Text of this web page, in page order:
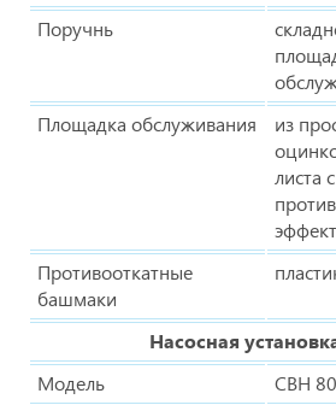
Поручнь
Площадка обслуживания
из
листа с
Противооткатные
башмаки
Насосная
Модель
СВН